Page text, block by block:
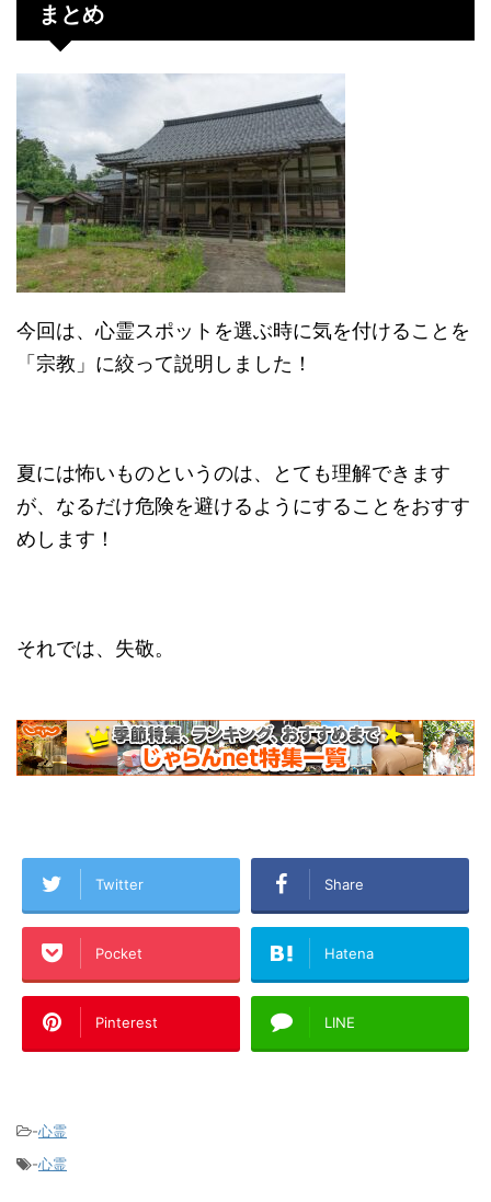
まとめ
今回は、心霊スポットを選ぶ時に気を付けることを
「宗教」に絞って説明しました！
夏には怖いものというのは、とても理解できます
が、なるだけ危険を避けるようにすることをおすす
めします！
それでは、失敬。
Twitter Share
Pocket Hatena
Pinterest LINE
-心霊
-心霊